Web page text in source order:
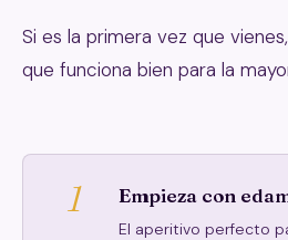
Si es la primera vez que
que funciona bien para la
1 Empieza con
El aperitivo perfecto